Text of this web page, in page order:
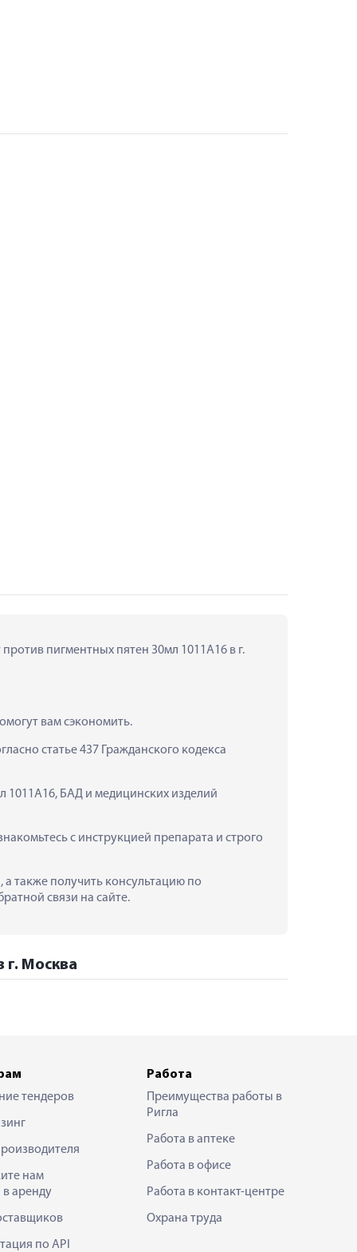
пигментных пятен 30мл 1011А16 в г.
вам сэкономить.
статье 437 Гражданского кодекса
1011А16, БАД и медицинских изделий
с инструкцией препарата и строго
а также получить консультацию по
связи на сайте.
г. Москва
тендеров
нам
аренду
по API
Работа
Преимущества работы в
Ригла
Работа в аптеке
Работа в офисе
Работа в контакт-центре
Охрана труда